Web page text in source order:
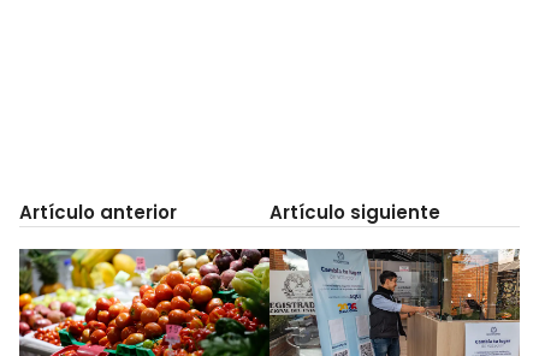
Artículo anterior Artículo siguiente